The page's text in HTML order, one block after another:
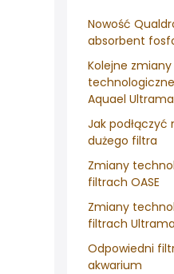
Nowość
absorbent
Kolejne zmiany
Aquael
Jak podłączyć
dużego filtra
Zmiany
filtrach OASE
Zmiany
filtrach
Odpowiedni
akwarium